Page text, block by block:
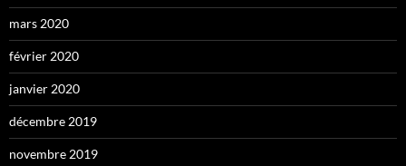
mars 2020
février 2020
janvier 2020
décembre 2019
novembre 2019